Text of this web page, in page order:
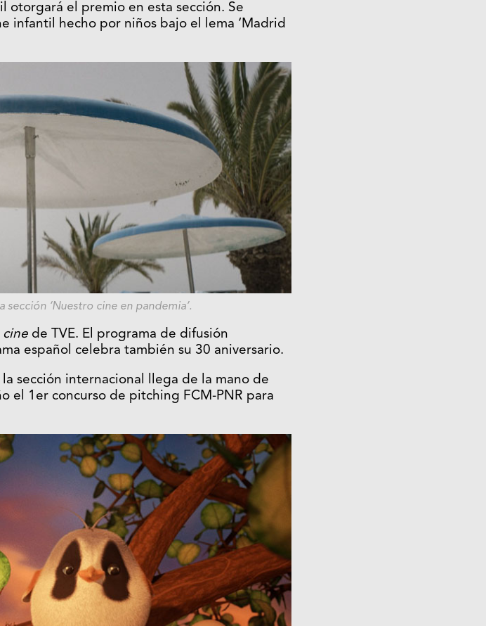
otorgará el premio en esta sección. Se
infantil hecho por niños bajo el lema ‘Madrid
‘Nuestro cine en pandemia’.
cine de TVE. El programa de difusión
español celebra también su 30 aniversario.
sección internacional llega de la mano de
el 1er concurso de pitching FCM-PNR para